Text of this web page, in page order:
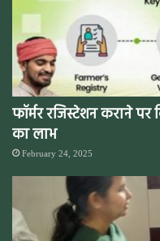
फॉर्मर रजिस्टेशन कराने
का लाभ
February 24, 2025